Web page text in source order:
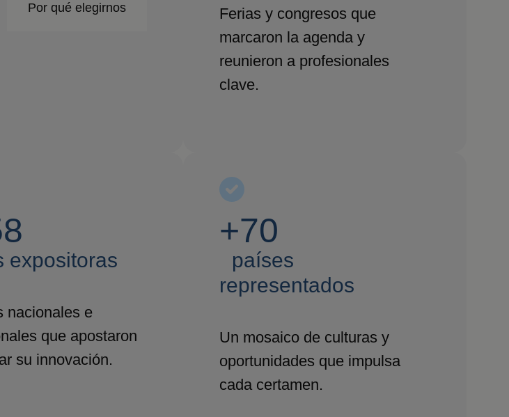
Por qué elegirnos
Ferias y congresos que
marcaron la agenda y
reunieron a profesionales
clave.
expositoras
nacionales e
que apostaron
su innovación.
+70
países
representados
Un mosaico de culturas y
oportunidades que impulsa
cada certamen.